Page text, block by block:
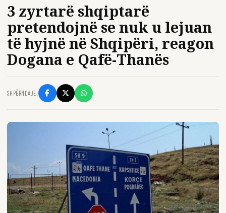
3 zyrtarë shqiptarë
pretendojnë se nuk u lejuan
të hyjnë në Shqipëri, reagon
Dogana e Qafë-Thanës
SHPËRNDAJE: